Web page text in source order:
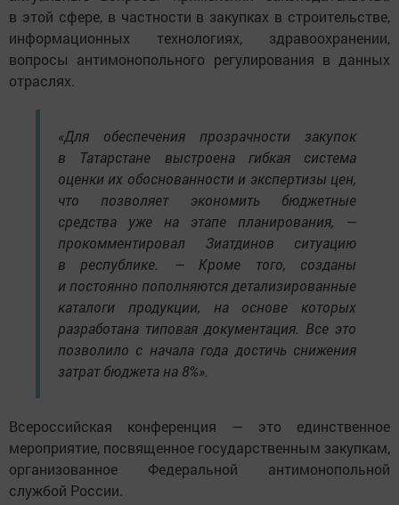
в этой сфере, в частности в закупках в строительстве,
информационных технологиях, здравоохранении,
вопросы антимонопольного регулирования в данных
отраслях.
«Для обеспечения прозрачности закупок
в Татарстане выстроена гибкая система
оценки их обоснованности и экспертизы цен,
что позволяет экономить бюджетные
средства уже на этапе планирования, —
прокомментировал Зиатдинов ситуацию
в республике. — Кроме того, созданы
и постоянно пополняются детализированные
каталоги продукции, на основе которых
разработана типовая документация. Все это
позволило с начала года достичь снижения
затрат бюджета на 8%».
Всероссийская конференция — это единственное
мероприятие, посвященное государственным закупкам,
организованное Федеральной антимонопольной
службой России.